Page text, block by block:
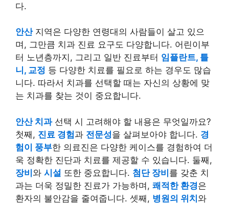
다.
안산지역은 다양한 연령대의 사람들이 살고 있으
며, 그만큼 치과 진료 요구도 다양합니다. 어린이부
터 노년층까지, 그리고 일반 진료부터 임플란트, 틀
니, 교정 등 다양한 치료를 필요로 하는 경우도 많습
니다. 따라서 치과를 선택할 때는 자신의 상황에 맞
는 치과를 찾는 것이 중요합니다.
안산 치과선택 시 고려해야 할 내용은 무엇일까요?
첫째, 진료 경험과 전문성을 살펴보아야 합니다. 경
험이 풍부한 의료진은 다양한 케이스를 경험하여 더
욱 정확한 진단과 치료를 제공할 수 있습니다. 둘째,
장비와 시설 또한 중요합니다. 첨단 장비를 갖춘 치
과는 더욱 정밀한 진료가 가능하며, 쾌적한 환경은
환자의 불안감을 줄여줍니다. 셋째, 병원의 위치와